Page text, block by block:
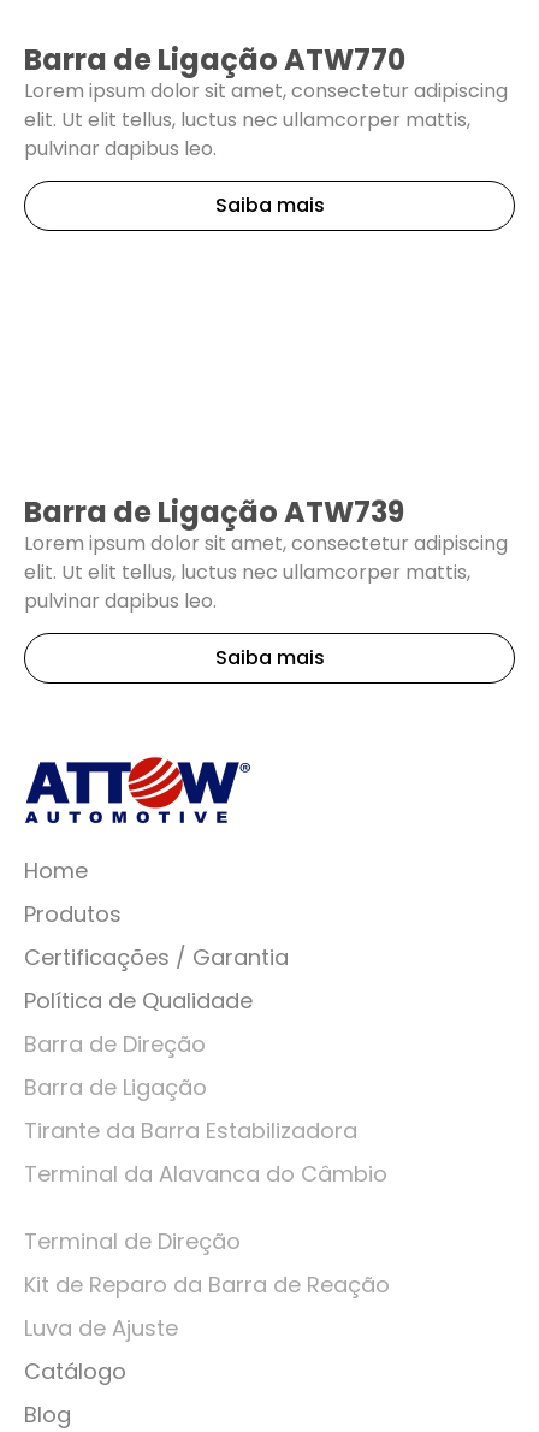
Barra de Ligação ATW770
Lorem ipsum dolor sit amet, consectetur adipiscing
elit. Ut elit tellus, luctus nec ullamcorper mattis,
pulvinar dapibus leo.
Saiba mais
Barra de Ligação ATW739
Lorem ipsum dolor sit amet, consectetur adipiscing
elit. Ut elit tellus, luctus nec ullamcorper mattis,
pulvinar dapibus leo.
Saiba mais
Home
Produtos
Certificações / Garantia
Política de Qualidade
Barra de Direção
Barra de Ligação
Tirante da Barra Estabilizadora
Terminal da Alavanca do Câmbio
Terminal de Direção
Kit de Reparo da Barra de Reação
Luva de Ajuste
Catálogo
Blog